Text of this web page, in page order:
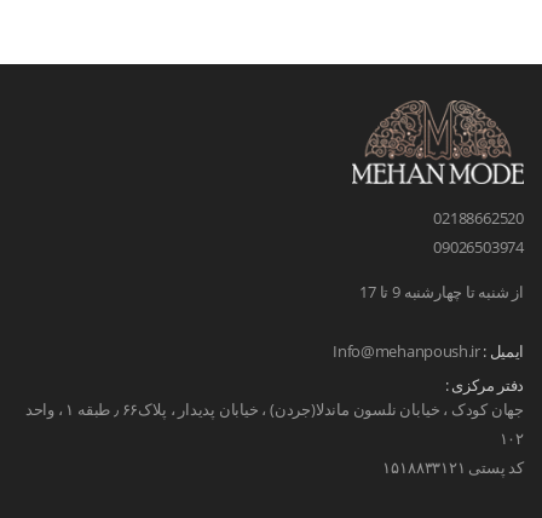
02188662520
09026503974
از شنبه تا چهارشنبه 9 تا 17
ایمیل :Info@mehanpoush.ir
دفتر مرکزی :
جهان کودک ، خیابان نلسون ماندلا(جردن) ، خیابان پدیدار ، پلاک۶۶ ٫ طبقه ۱ ، واحد
۱۰۲
کد پستی ۱۵۱۸۸۳۳۱۲۱